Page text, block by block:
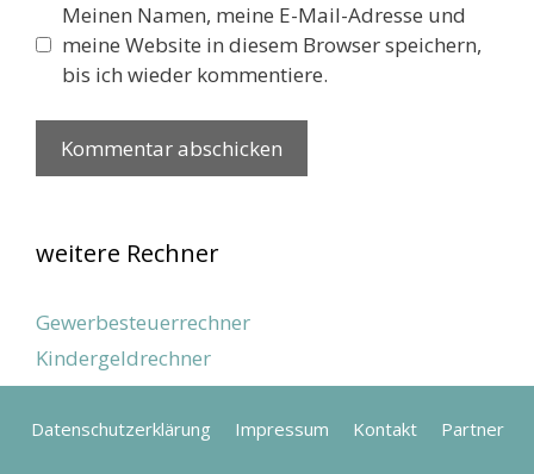
Meinen Namen, meine E-Mail-Adresse und
meine Website in diesem Browser speichern,
bis ich wieder kommentiere.
weitere Rechner
Gewerbesteuerrechner
Kindergeldrechner
Datenschutzerklärung Impressum Kontakt Partner